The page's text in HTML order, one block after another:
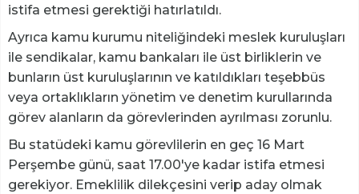
istifa etmesi gerektiği hatırlatıldı.
Ayrıca kamu kurumu niteliğindeki meslek kuruluşları
ile sendikalar, kamu bankaları ile üst birliklerin ve
bunların üst kuruluşlarının ve katıldıkları teşebbüs
veya ortaklıkların yönetim ve denetim kurullarında
görev alanların da görevlerinden ayrılması zorunlu.
Bu statüdeki kamu görevlilerin en geç 16 Mart
Perşembe günü, saat 17.00'ye kadar istifa etmesi
gerekiyor. Emeklilik dilekçesini verip aday olmak